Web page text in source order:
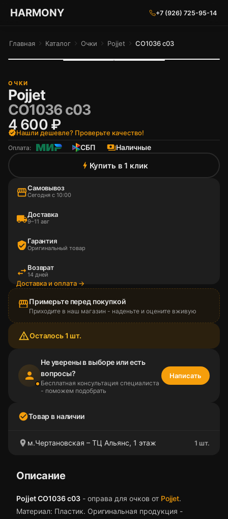
ГАРМОНИЯ ГЛАЗ
HARMONY +7 (926) 725-95-14
Главная chevron_right Каталог chevron_right Очки chevron_right Pojjet chevron_right CO1036 c03
ОЧКИ
Pojjet
CO1036 c03
4 600 ₽
verifiedНашли дешевле? Проверьте качество!
Оплата: СБП paymentsНаличные
bolt Купить в 1 клик
storefrontСамовывоз
Сегодня с 10:00
local_shippingДоставка
9–11 авг
verified_userГарантия
Оригинальный товар
swap_horiz Возврат
14 дней
Доставка и оплата →
storefrontПримерьте перед покупкой
Приходите в наш магазин - наденьте и оцените вживую
warning_amberОсталось 1 шт.
person
Не уверены в выборе или есть
вопросы?
Бесплатная консультация специалиста
- поможем подобрать
Написать
check_circleТовар в наличии
location_on м.Чертановская – ТЦ Альянс, 1 этаж 1 шт.
Описание
Pojjet CO1036 c03 - оправа для очков от Pojjet.
Материал: Пластик. Оригинальная продукция -